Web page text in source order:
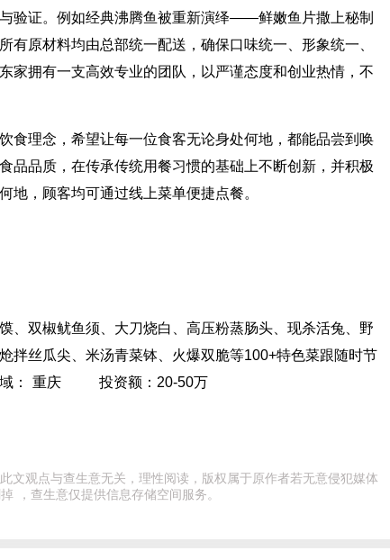
验证。例如经典沸腾鱼被重新演绎——鲜嫩鱼片撒上秘制
有原材料均由总部统一配送，确保口味统一、形象统一、
家拥有一支高效专业的团队，以严谨态度和创业热情，不
食理念，希望让每一位食客无论身处何地，都能品尝到唤
品品质，在传承传统用餐习惯的基础上不断创新，并积极
地，顾客均可通过线上菜单便捷点餐。
双椒鱿鱼须、大刀烧白、高压粉蒸肠头、现杀活兔、野
拌丝瓜尖、米汤青菜钵、火爆双脆等100+特色菜跟随时节
： 重庆 投资额：20-50万
文观点与查生意无关，理性阅读，版权属于原作者若无意侵犯媒体
，查生意仅提供信息存储空间服务。